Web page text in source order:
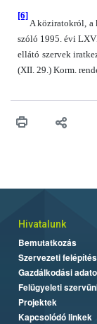
[6]
A köziratokról, a
szóló 1995. évi
ellátó szervek
(XII. 29.) Korm.
Hivatalunk
Bemutatkozás
Szervezeti felépítés
Gazdálkodási
Felügyeleti
Projektek
Kapcsolódó linkek